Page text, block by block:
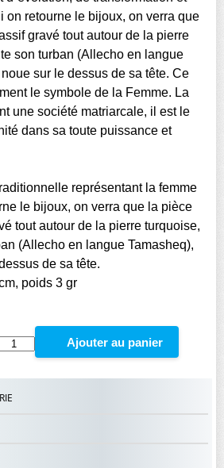
on retourne le bijoux, on verra que
gravé tout autour de la pierre
son turban (Allecho en langue
sur le dessus de sa tête. Ce
le symbole de la Femme. La
une société matriarcale, il est le
dans sa toute puissance et
représentant la femme
le bijoux, on verra que la pièce
tout autour de la pierre turquoise,
(Allecho en langue Tamasheq),
de sa tête.
poids 3 gr
Ajouter au panier